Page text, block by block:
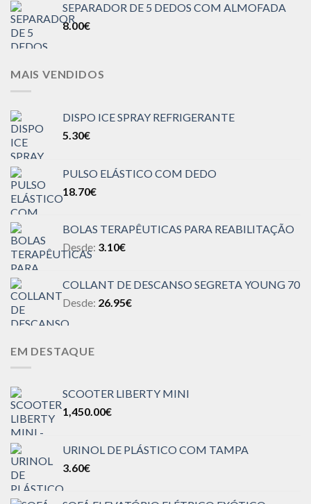
SEPARADOR DE 5 DEDOS COM ALMOFADA
8.00€
MAIS VENDIDOS
DISPO ICE SPRAY REFRIGERANTE
5.30€
PULSO ELÁSTICO COM DEDO
18.70€
BOLAS TERAPÊUTICAS PARA REABILITAÇÃO
Desde: 3.10€
COLLANT DE DESCANSO SEGRETA YOUNG 70
Desde: 26.95€
EM DESTAQUE
SCOOTER LIBERTY MINI
1,450.00€
URINOL DE PLÁSTICO COM TAMPA
3.60€